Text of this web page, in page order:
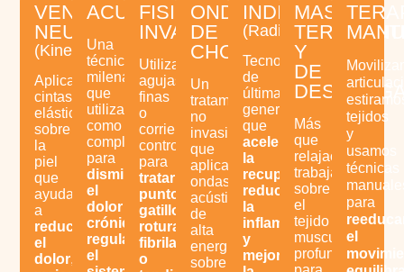
VENDAJES
NEUROMUSCULARES
(Kinesiotaping)
Aplicamos
cintas
elásticas
sobre
la
piel
que
ayudan
a
reducir
el
dolor,
ACUPUNTURA
Una
técnica
milenaria
que
utilizamos
como
complemento
para
disminuir
el
dolor
crónico ,
regular
el
FISIOTERAPIA
INVASIVA
Utilizamos
agujas
finas
o
corrientes
controladas
para
tratar
puntos
gatillo,
roturas
fibrilares
o
ONDAS
DE
CHOQUE
Un
tratamiento
no
invasivo
que
aplica
ondas
acústicas
de
alta
energía
sobre
INDIBA
(Radiofrecuencia)
Tecnología
de
última
generación
que
acelera
la
recuperación
reduce
la
inflamación
y
mejora
MASAJE
Y
DE
Más
que
relajación:
trabajamos
sobre
el
tejido
muscular
profundo
tejidos
y
usamos
técnicas
para
el